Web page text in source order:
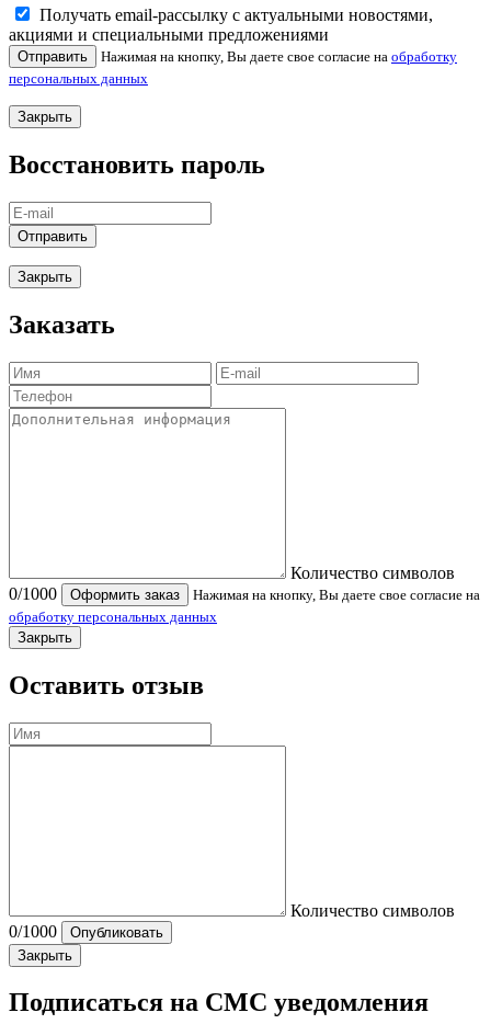
Получать email-рассылку с актуальными новостями,
акциями и специальными предложениями
Отправить Нажимая на кнопку, Вы даете свое согласие на обработку
персональных данных
Закрыть
Восстановить пароль
Отправить
Закрыть
Заказать
Количество символов
0/1000 Оформить заказ
Нажимая на кнопку, Вы даете свое согласие на
обработку персональных данных
Закрыть
Оставить отзыв
Количество символов
0/1000
Опубликовать
Закрыть
Подписаться на СМС уведомления